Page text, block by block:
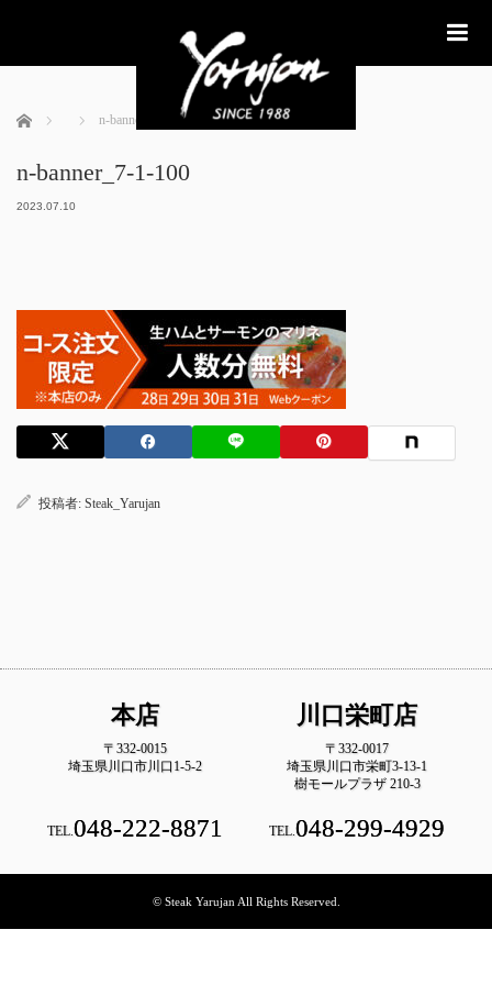
ホーム n-banner_7-1-100
n-banner_7-1-100
2023.07.10
投稿者: Steak_Yarujan
本店
〒332-0015
埼玉県川口市川口1-5-2
TEL. 048-222-8871
川口栄町店
〒332-0017
埼玉県川口市栄町3-13-1
樹モールプラザ 210-3
TEL.048-299-4929
© Steak Yarujan All Rights Reserved.